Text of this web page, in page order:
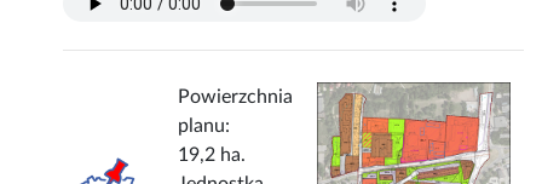
Powierzchnia
planu:
19,2 ha.